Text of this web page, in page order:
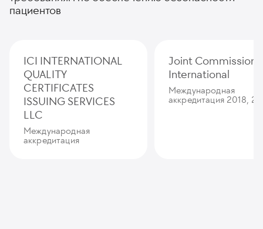
пациентов
ICI INTERNATIONAL
QUALITY
CERTIFICATES
ISSUING SERVICES
LLC
Международная
аккредитация
Joint Commission
International
Международная
аккредитация 2018,